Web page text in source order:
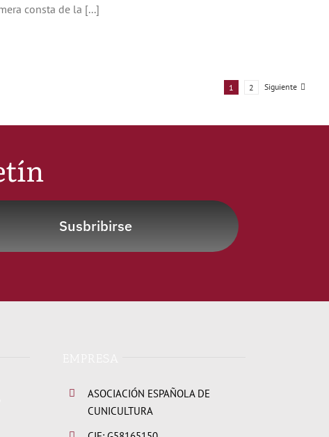
consta de la [...]
1 2 Siguiente
Susbribirse
ASOCIACIÓN ESPAÑOLA DE
CUNICULTURA